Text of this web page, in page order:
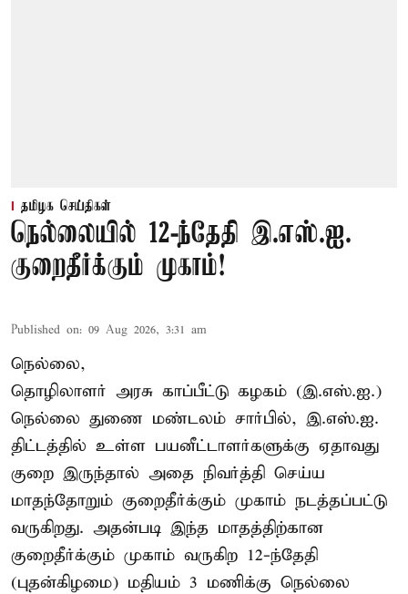
தமிழக செய்திகள்
நெல்லையில் 12-ந்தேதி இ.எஸ்.ஐ.
குறைதீர்க்கும் முகாம்!
Published on: 09 Aug 2026, 3:31 am
நெல்லை,
தொழிலாளர் அரசு காப்பீட்டு கழகம் (இ.எஸ்.ஐ.)
நெல்லை துணை மண்டலம் சார்பில், இ.எஸ்.ஐ.
திட்டத்தில் உள்ள பயனீட்டாளர்களுக்கு ஏதாவது
குறை இருந்தால் அதை நிவர்த்தி செய்ய
மாதந்தோறும் குறைதீர்க்கும் முகாம் நடத்தப்பட்டு
வருகிறது. அதன்படி இந்த மாதத்திற்கான
குறைதீர்க்கும் முகாம் வருகிற 12-ந்தேதி
(புதன்கிழமை) மதியம் 3 மணிக்கு நெல்லை